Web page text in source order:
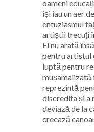
oameni
își iau un aer
entuziasmul
artiștii trecuți
Ei nu arată
pentru artistul
luptă pentru
mușamalizată
reprezintă
discredita și a
deviază de la
creează